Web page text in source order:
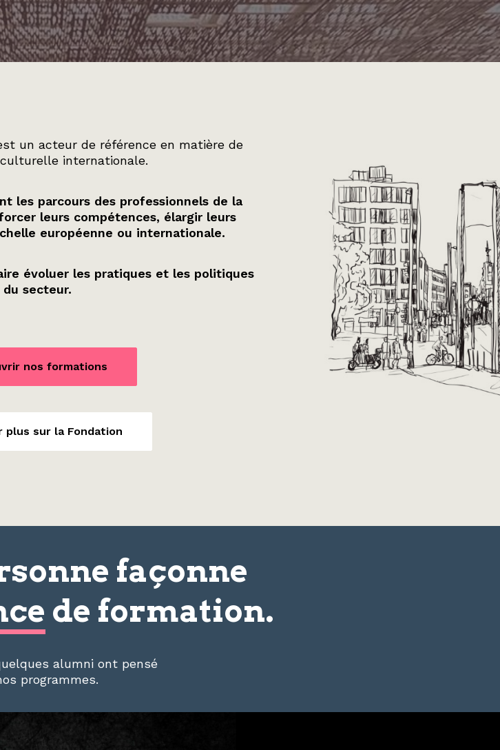
un acteur de référence en matière de
internationale.
les parcours des professionnels de la
leurs compétences, élargir leurs
européenne ou internationale.
évoluer les pratiques et les politiques
du secteur.
nos formations
plus sur la Fondation
façonne
de formation.
alumni ont pensé
programmes.